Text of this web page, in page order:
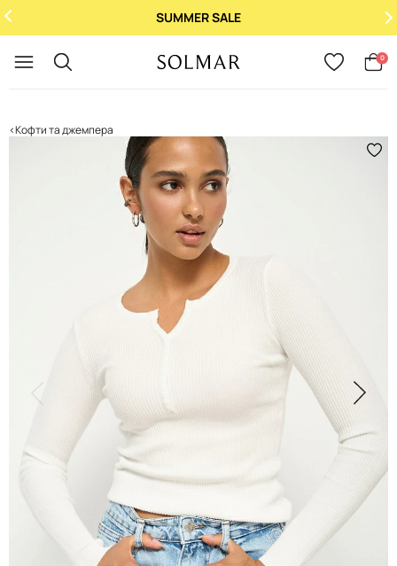
SUMMER SALE
0
Кофти та джемпера